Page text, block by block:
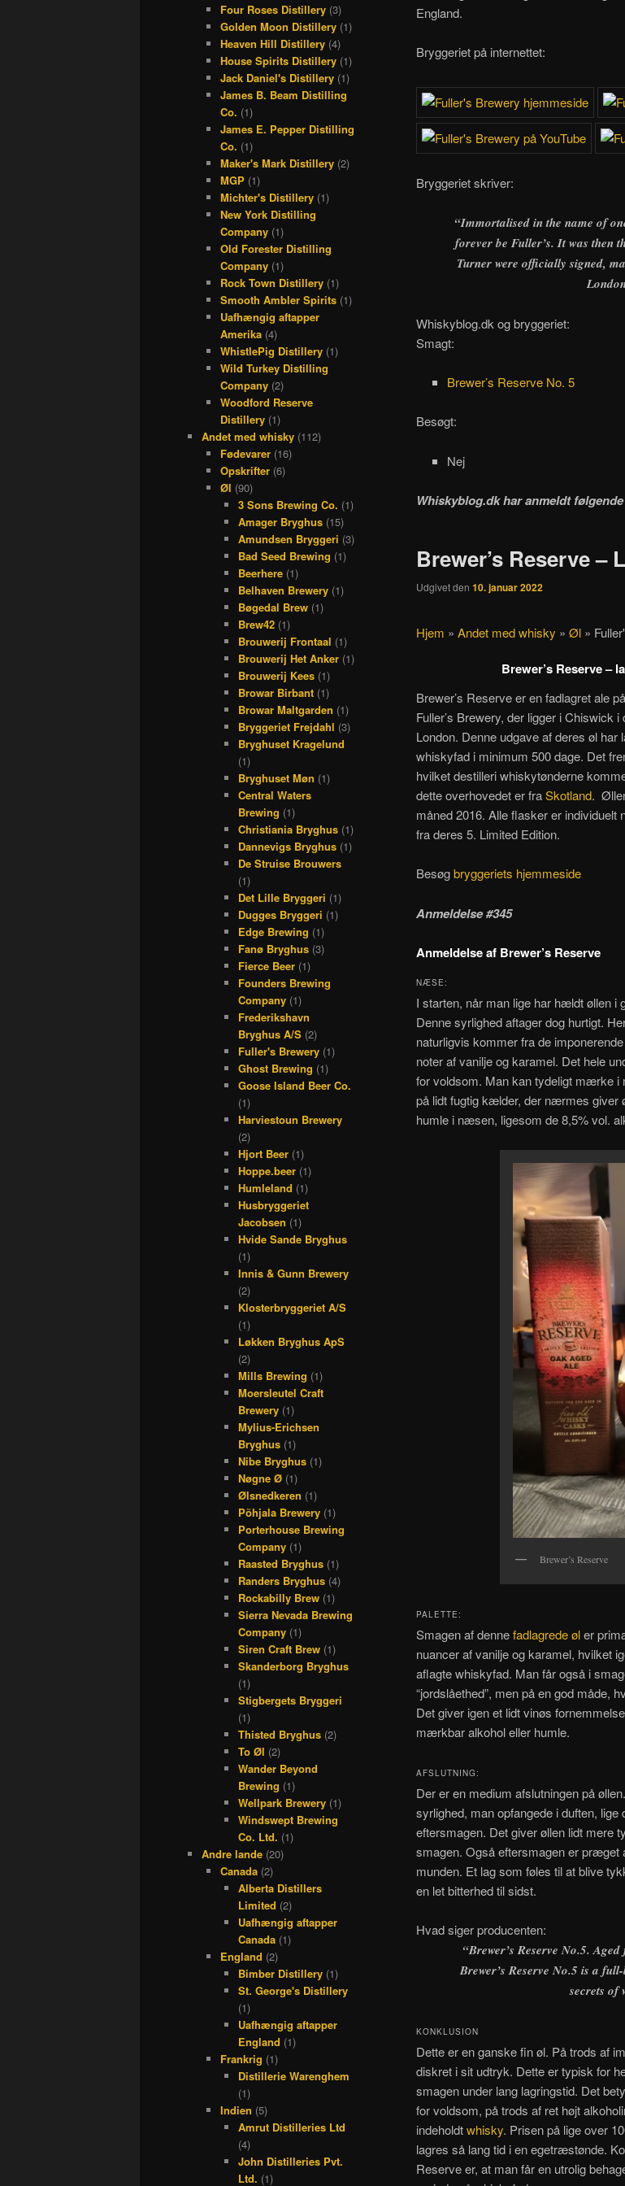
England.
Bryggeriet på internettet:
Bryggeriet skriver:
“Immortalised in the name of
forever be Fuller’s. It was then
Turner were officially signed,
Whiskyblog.dk og bryggeriet:
Smagt:
Brewer’s Reserve No. 5
Besøgt:
Nej
Whiskyblog.dk har anmeldt
Brewer’s Reserve –
Udgivet den 10. januar 2022
Hjem » Andet med whisky » Øl »
Brewer’s Reserve –
Brewer’s Reserve er en fadlagret ale
Fuller’s Brewery, der ligger i Chiswick i
London. Denne udgave af deres øl har
whiskyfad i minimum 500 dage. Det
hvilket destilleri whiskytønderne
dette overhovedet er fraSkotland.
måned 2016. Alle flasker er
fra deres 5. Limited Edition.
Besøgbryggeriets hjemmeside
Anmeldelse #345
Anmeldelse af Brewer’s Reserve
NÆSE:
I starten, når man lige har hældt øllen i
Denne syrlighed aftager dog hurtigt.
naturligvis kommer fra de
noter af vanilje og karamel. Det hele
for voldsom. Man kan tydeligt mærke i
på lidt fugtig kælder, der nærmes giver
humle i næsen, ligesom de 8,5% vol.
Brewer’s Reserve
PALETTE:
Smagen af dennefadlagrede øler
nuancer af vanilje og karamel, hvilket
aflagte whiskyfad. Man får også i
“jordslåethed”, men på en god måde,
Det giver igen et lidt vinøs
mærkbar alkohol eller humle.
AFSLUTNING:
Der er en medium afslutningen på
syrlighed, man opfangede i duften,
eftersmagen. Det giver øllen lidt mere
smagen. Også eftersmagen er
munden. Et lag som føles til at blive
en let bitterhed til sidst.
Hvad siger producenten:
“Brewer’s Reserve No.5.
Brewer’s Reserve No.5 is a
secrets of
KONKLUSION
Dette er en ganske fin øl. På trods af
diskret i sit udtryk. Dette er typisk for
smagen under lang lagringstid. Det
for voldsom, på trods af ret højt
indeholdtwhisky. Prisen på lige over
lagres så lang tid i en egetræstønde.
Reserve er, at man får en utrolig
Four Roses Distillery(3)
Golden Moon Distillery(1)
Heaven Hill Distillery(4)
House Spirits Distillery(1)
Jack Daniel's Distillery(1)
James B. Beam Distilling
Co. (1)
James E. Pepper Distilling
Co. (1)
Maker's Mark Distillery(2)
MGP(1)
Michter's Distillery(1)
New York Distilling
Company(1)
Old Forester Distilling
Company(1)
Rock Town Distillery(1)
Smooth Ambler Spirits(1)
Uafhængig aftapper
Amerika(4)
WhistlePig Distillery(1)
Wild Turkey Distilling
Company(2)
Woodford Reserve
Distillery(1)
Andet med whisky (112)
Fødevarer(16)
Opskrifter(6)
Øl (90)
3 Sons Brewing Co. (1)
Amager Bryghus (15)
Amundsen Bryggeri (3)
Bad Seed Brewing (1)
Beerhere (1)
Belhaven Brewery (1)
Bøgedal Brew (1)
Brew42 (1)
Brouwerij Frontaal (1)
Brouwerij Het Anker (1)
Brouwerij Kees (1)
Browar Birbant (1)
Browar Maltgarden (1)
Bryggeriet Frejdahl (3)
Bryghuset Kragelund
(1)
Bryghuset Møn (1)
Central Waters
Brewing (1)
Christiania Bryghus (1)
Dannevigs Bryghus (1)
De Struise Brouwers
(1)
Det Lille Bryggeri (1)
Dugges Bryggeri (1)
Edge Brewing (1)
Fanø Bryghus (3)
Fierce Beer (1)
Founders Brewing
Company (1)
Frederikshavn
Bryghus A/S (2)
Fuller's Brewery (1)
Ghost Brewing (1)
Goose Island Beer Co.
(1)
Harviestoun Brewery
(2)
Hjort Beer (1)
Hoppe.beer (1)
Humleland (1)
Husbryggeriet
Jacobsen (1)
Hvide Sande Bryghus
(1)
Innis & Gunn Brewery
(2)
Klosterbryggeriet A/S
(1)
Løkken Bryghus ApS
(2)
Mills Brewing (1)
Moersleutel Craft
Brewery (1)
Mylius-Erichsen
Bryghus (1)
Nibe Bryghus (1)
Nøgne Ø (1)
Ølsnedkeren (1)
Põhjala Brewery (1)
Porterhouse Brewing
Company (1)
Raasted Bryghus (1)
Randers Bryghus (4)
Rockabilly Brew (1)
Sierra Nevada Brewing
Company (1)
Siren Craft Brew (1)
Skanderborg Bryghus
(1)
Stigbergets Bryggeri
(1)
Thisted Bryghus (2)
To Øl (2)
Wander Beyond
Brewing (1)
Wellpark Brewery (1)
Windswept Brewing
Co. Ltd. (1)
Andre lande (20)
Canada(2)
Alberta Distillers
Limited (2)
Uafhængig aftapper
Canada (1)
England (2)
Bimber Distillery (1)
St. George's Distillery
(1)
Uafhængig aftapper
England (1)
Frankrig (1)
Distillerie Warenghem
(1)
Indien (5)
Amrut Distilleries Ltd
(4)
John Distilleries Pvt.
Ltd. (1)